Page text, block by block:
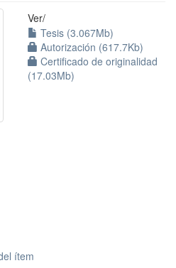
Ver/
Tesis (3.067Mb)
Autorización (617.7Kb)
Certificado de originalidad
(17.03Mb)
ítem